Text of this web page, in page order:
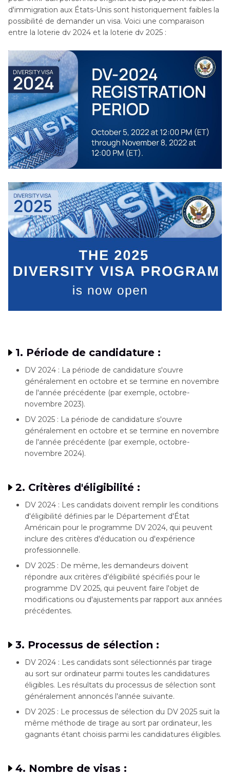
d'immigration aux États-Unis sont historiquement faibles la
possibilité de demander un visa. Voici une comparaison
entre la loterie dv 2024 et la loterie dv 2025 :
1. Période de candidature :
DV 2024 : La période de candidature s'ouvre
généralement en octobre et se termine en novembre
de l'année précédente (par exemple, octobre-
novembre 2023).
DV 2025 : La période de candidature s'ouvre
généralement en octobre et se termine en novembre
de l'année précédente (par exemple, octobre-
novembre 2024).
2. Critères d'éligibilité :
DV 2024 : Les candidats doivent remplir les conditions
d'éligibilité définies par le Département d'État
Américain pour le programme DV 2024, qui peuvent
inclure des critères d'éducation ou d'expérience
professionnelle.
DV 2025 : De même, les demandeurs doivent
répondre aux critères d'éligibilité spécifiés pour le
programme DV 2025, qui peuvent faire l'objet de
modifications ou d'ajustements par rapport aux années
précédentes.
3. Processus de sélection :
DV 2024 : Les candidats sont sélectionnés par tirage
au sort sur ordinateur parmi toutes les candidatures
éligibles. Les résultats du processus de sélection sont
généralement annoncés l'année suivante.
DV 2025 : Le processus de sélection du DV 2025 suit la
même méthode de tirage au sort par ordinateur, les
gagnants étant choisis parmi les candidatures éligibles.
4. Nombre de visas :